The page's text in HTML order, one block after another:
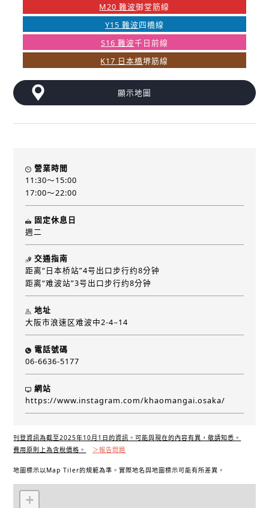
M20 難波御堂筋線
Y15 難波四橋線
S16 難波千日前線
K17 日本橋堺筋線
顯示地圖
營業時間
11:30～15:00
17:00～22:00
固定休息日
週二
交通指南
距离“日本桥站”4号出口步行约8分钟
距离“难波站”3号出口步行约8分钟
地址
大阪市浪速区难波中2-4−14
電話號碼
06-6636-5177
網站
https://www.instagram.com/khaomangai.osaka/
刊登資訊為截至2025年10月1日的資訊。可能與現在的內容有異，敬請知悉。
費用原則上為含稅價格。
＞報告問題
地圖標示以Map Tiler的規範為準。實際地名與地圖標示可能有所差異。
+